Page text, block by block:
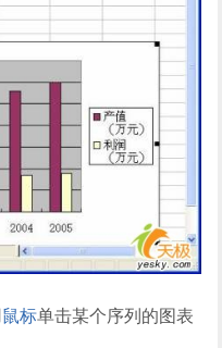
鼠标单击某个序列的图表